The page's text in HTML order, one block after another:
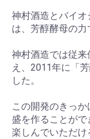
神村酒造とバイオ
は、芳醇酵母の力
神村酒造では従
え、2011年に「
した。
この開発のきっ
盛を作ることが
楽しんでいただけ